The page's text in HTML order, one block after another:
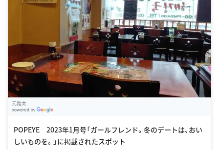
元鍾太
POPEYE 2023年1月号「ガールフレンド。冬のデートは、おい
しいものを。」に掲載されたスポット